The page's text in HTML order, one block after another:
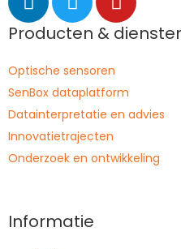
Producten &
Optische sensoren
SenBox dataplatform
Datainterpretatie en advies
Innovatietrajecten
Onderzoek en ontwikkeling
Informatie